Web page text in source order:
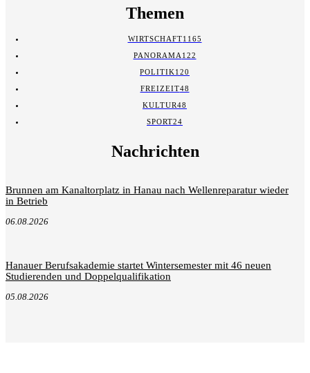
Themen
WIRTSCHAFT1165
PANORAMA 122
POLITIK 120
FREIZEIT48
KULTUR48
SPORT24
Nachrichten
Brunnen am Kanaltorplatz in Hanau nach Wellenreparatur wieder
in Betrieb
06.08.2026
Hanauer Berufsakademie startet Wintersemester mit 46 neuen
Studierenden und Doppelqualifikation
05.08.2026